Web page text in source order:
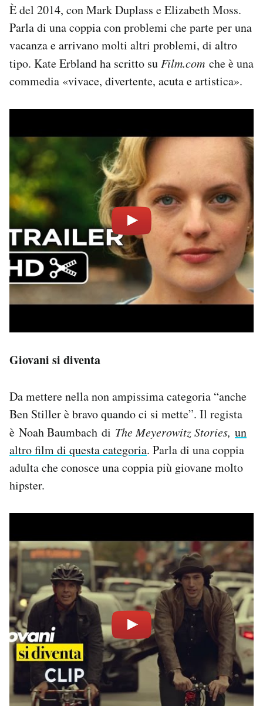
È del 2014, con Mark Duplass e Elizabeth Moss.
Parla di una coppia con problemi che parte per una
vacanza e arrivano molti altri problemi, di altro
tipo. Kate Erbland ha scritto suFilm.com che è una
commedia «vivace, divertente, acuta e artistica».
Giovani si diventa
Da mettere nella non ampissima categoria “anche
Ben Stiller è bravo quando ci si mette”. Il regista
è Noah Baumbach di The Meyerowitz Stories, un
altro film di questa categoria. Parla di una coppia
adulta che conosce una coppia più giovane molto
hipster.